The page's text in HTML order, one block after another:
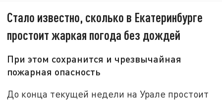
Стало известно, сколько в Екатеринбурге
простоит жаркая погода без дождей
При этом сохранится и чрезвычайная
пожарная опасность
До конца текущей недели на Урале простоит